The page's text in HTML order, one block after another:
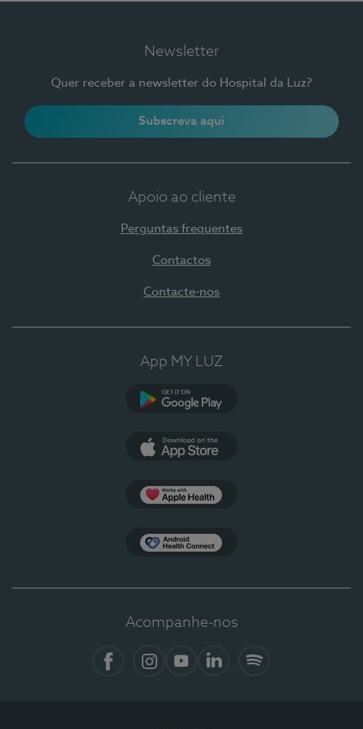
Newsletter
Quer receber a newsletter do Hospital da Luz?
Subscreva aqui
Apoio ao cliente
Perguntas frequentes
Contactos
Contacte-nos
App MY LUZ
Acompanhe-nos